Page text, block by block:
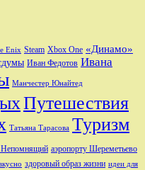
Enix Steam Xbox One «Динамо»
Иван Федотов Ивана
Манчестер Юнайтед
Путешествия
Татьяна Тарасова Туризм
аэропорту Шереметьево
здоровый образ жизни идеи для